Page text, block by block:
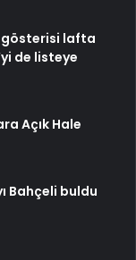
gösterisi lafta
de listeye
Açık Hale
Bahçeli buldu